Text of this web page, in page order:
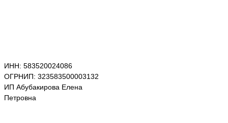
ИНН: 583520024086
ОГРНИП: 323583500003132
ИП Абубакирова Елена
Петровна